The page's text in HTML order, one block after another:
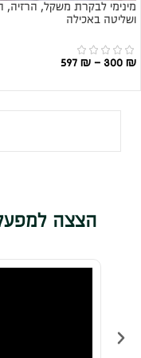
מינימי לבקרת משקל,
ושליטה באכילה
300 ₪
–
597 ₪
הצצה